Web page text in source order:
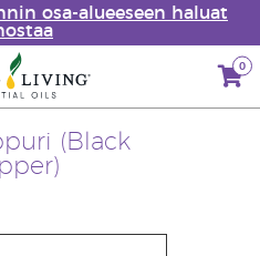
osa-alueeseen haluat
0
(Black